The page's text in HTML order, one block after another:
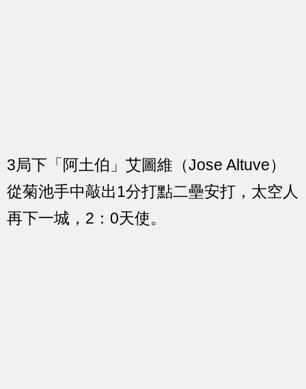
3局下「阿土伯」艾圖維（Jose Altuve）
從菊池手中敲出1分打點二壘安打，太空人
再下一城，2：0天使。